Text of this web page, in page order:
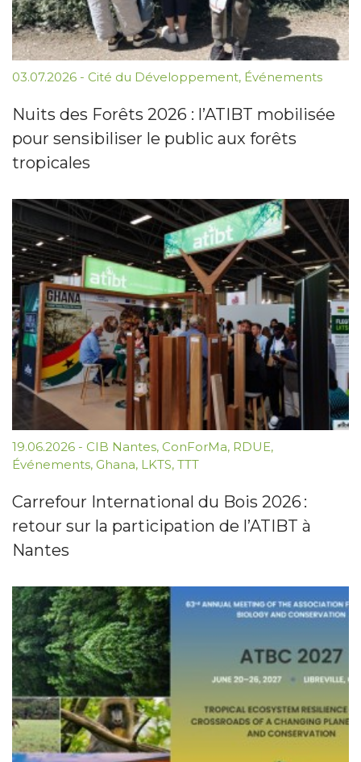
03.07.2026 - Cité du Développement, Événements
Nuits des Forêts 2026 : l’ATIBT mobilisée
pour sensibiliser le public aux forêts
tropicales
19.06.2026 - CIB Nantes, ConForMa, RDUE,
Événements, Ghana, LKTS, TTT
Carrefour International du Bois 2026 :
retour sur la participation de l’ATIBT à
Nantes